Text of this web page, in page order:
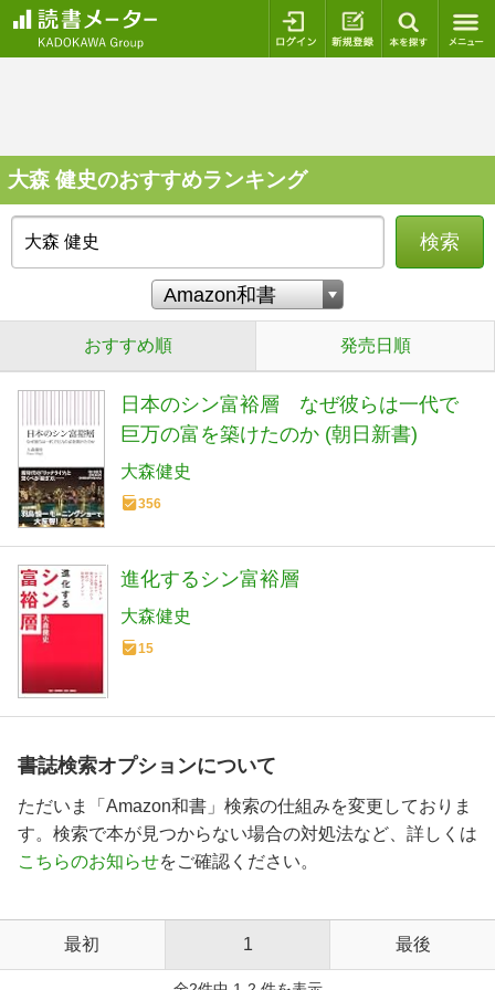
ログイン 新規登録
大森 健史のおすすめランキング
検索
おすすめ順 発売日順
日本のシン富裕層 なぜ彼らは一代で
巨万の富を築けたのか (朝日新書)
大森健史
356
進化するシン富裕層
大森健史
15
書誌検索オプションについて
ただいま「Amazon和書」検索の仕組みを変更しておりま
す。検索で本が見つからない場合の対処法など、詳しくは
こちらのお知らせをご確認ください。
最初 1 最後